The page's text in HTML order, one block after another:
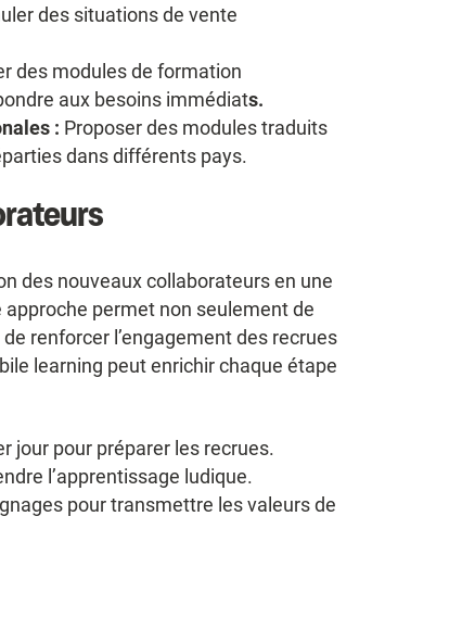
des situations de vente
des modules de formation
aux besoins immédiats.
: Proposer des modules traduits
dans différents pays.
des nouveaux collaborateurs en une
permet non seulement de
renforcer l’engagement des recrues
learning peut enrichir chaque étape
jour pour préparer les recrues.
l’apprentissage ludique.
pour transmettre les valeurs de